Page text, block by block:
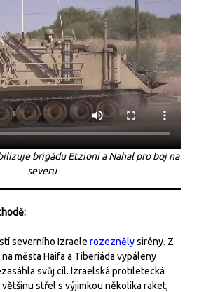
brigádu Etzioni a Nahal pro boj na
severu
severního Izraele rozeznělysirény. Z
města Haifa a Tiberiáda vypáleny
svůj cíl. Izraelská protiletecká
střel s výjimkou několika raket,